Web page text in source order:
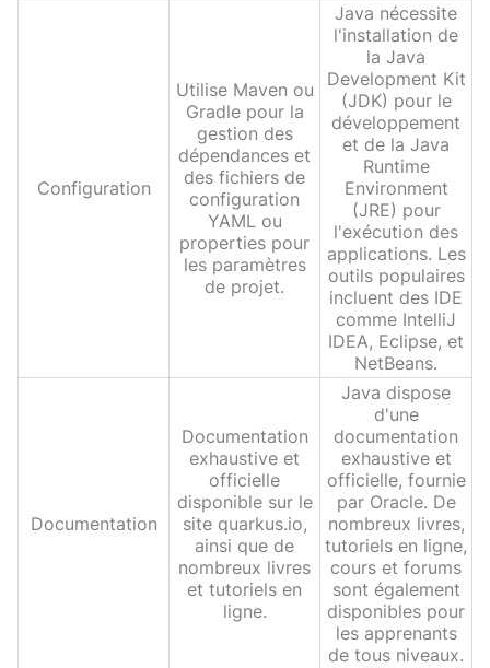
Configuration
Utilise Maven ou
Gradle pour la
gestion des
dépendances et
des fichiers de
configuration
YAML ou
properties pour
les paramètres
de projet.
Java nécessite
l'installation de
la Java
Development Kit
(JDK) pour le
développement
et de la Java
Runtime
Environment
(JRE) pour
l'exécution des
applications. Les
outils populaires
incluent des IDE
comme IntelliJ
IDEA, Eclipse, et
NetBeans.
Documentation
Documentation
exhaustive et
officielle
disponible sur le
site quarkus.io,
ainsi que de
nombreux livres
et tutoriels en
ligne.
Java dispose
d'une
documentation
exhaustive et
officielle, fournie
par Oracle. De
nombreux livres,
tutoriels en ligne,
cours et forums
sont également
disponibles pour
les apprenants
de tous niveaux.